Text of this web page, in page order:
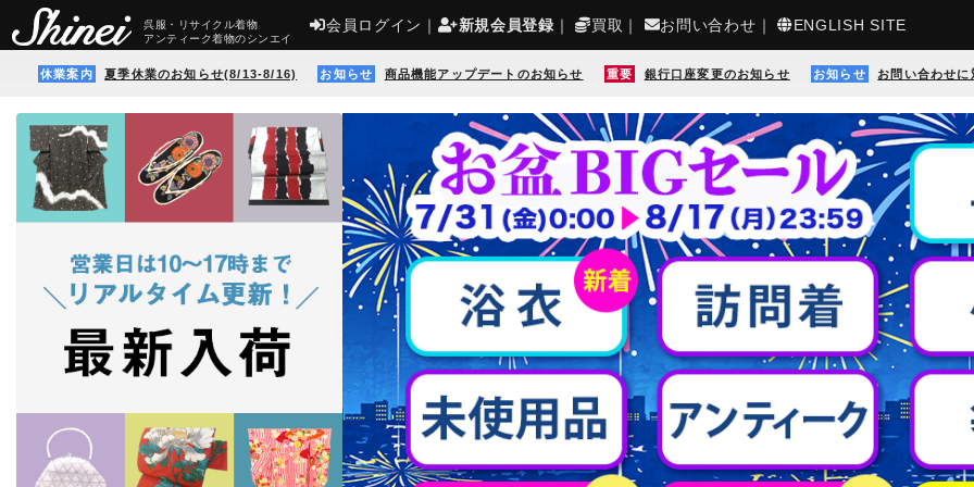
呉服・リサイクル着物
アンティーク着物のシンエイ
会員ログイン ｜ 新規会員登録 ｜ 買取 ｜ お問い合わせ ｜ ENGLISH SITE
休業案内 夏季休業のお知らせ(8/13-8/16) お知らせ 商品機能アップデートのお知らせ 重要 銀行口座変更のお知らせ お知らせ お問い合わせ